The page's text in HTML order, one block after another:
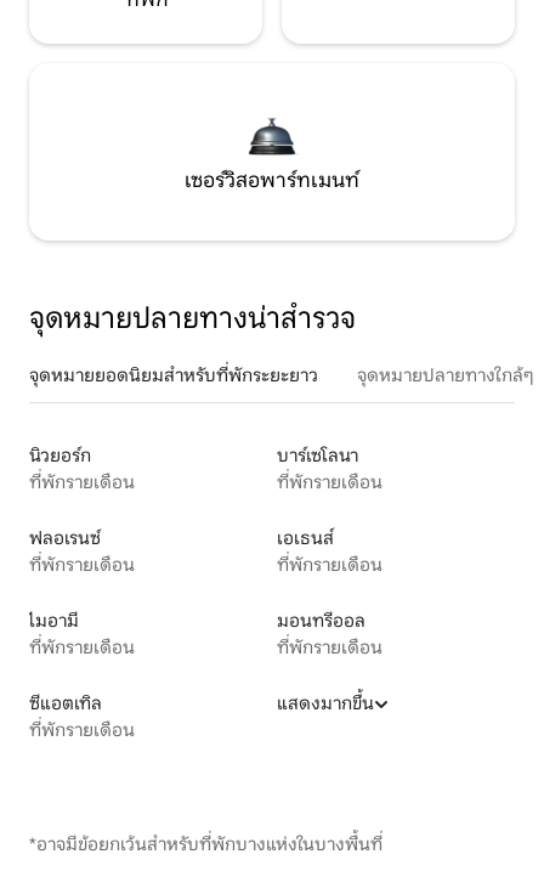
เซอร์วิสอพาร์ทเมนท์
จุดหมายปลายทางน่าสำรวจ
จุดหมายยอดนิยมสำหรับที่พักระยะยาว จุดหมายปลายทางใกล้ๆ
นิวยอร์ก
ที่พักรายเดือน
บาร์เซโลนา
ที่พักรายเดือน
ฟลอเรนซ์
ที่พักรายเดือน
เอเธนส์
ที่พักรายเดือน
ไมอามี
ที่พักรายเดือน
มอนทรีออล
ที่พักรายเดือน
ซีแอตเทิล
ที่พักรายเดือน
แสดงมากขึ้น
*อาจมีข้อยกเว้นสำหรับที่พักบางแห่งในบางพื้นที่